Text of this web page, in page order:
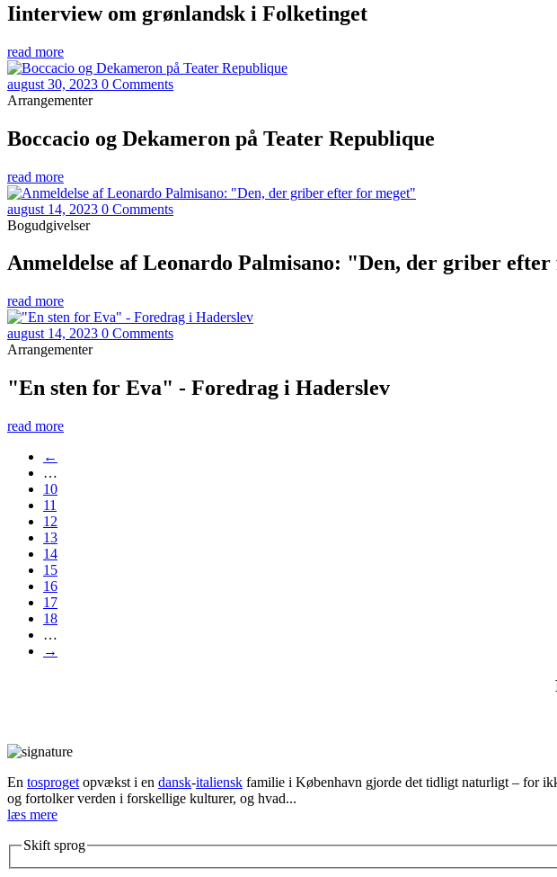
Iinterview om grønlandsk i Folketinget
read more
august 30, 2023 0 Comments
Arrangementer
Boccacio og Dekameron på Teater Republique
read more
august 14, 2023 0 Comments
Bogudgivelser
Anmeldelse af Leonardo Palmisano: "Den, der griber
read more
august 14, 2023 0 Comments
Arrangementer
"En sten for Eva" - Foredrag i Haderslev
read more
←
…
10
11
12
13
14
15
16
17
18
…
→
En tosproget opvækst i en dansk-italiensk familie i København gjorde det tidligt naturligt – for
og fortolker verden i forskellige kulturer, og hvad...
læs mere
Skift sprog